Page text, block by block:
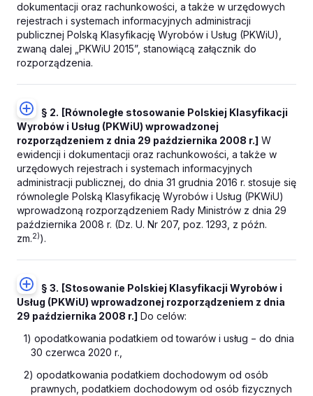
dokumentacji oraz rachunkowości, a także w urzędowych
rejestrach i systemach informacyjnych administracji
publicznej Polską Klasyfikację Wyrobów i Usług (PKWiU),
zwaną dalej „PKWiU 2015”, stanowiącą załącznik do
rozporządzenia.
§ 2. [Równoległe stosowanie Polskiej Klasyfikacji
Wyrobów i Usług (PKWiU) wprowadzonej
rozporządzeniem z dnia 29 października 2008 r.] W
ewidencji i dokumentacji oraz rachunkowości, a także w
urzędowych rejestrach i systemach informacyjnych
administracji publicznej, do dnia 31 grudnia 2016 r. stosuje się
równolegle Polską Klasyfikację Wyrobów i Usług (PKWiU)
wprowadzoną rozporządzeniem Rady Ministrów z dnia 29
października 2008 r. (Dz. U. Nr 207, poz. 1293, z późn.
zm.2)).
§ 3. [Stosowanie Polskiej Klasyfikacji Wyrobów i
Usług (PKWiU) wprowadzonej rozporządzeniem z dnia
29 października 2008 r.] Do celów:
1) opodatkowania podatkiem od towarów i usług − do dnia
30 czerwca 2020 r.,
2) opodatkowania podatkiem dochodowym od osób
prawnych, podatkiem dochodowym od osób fizycznych